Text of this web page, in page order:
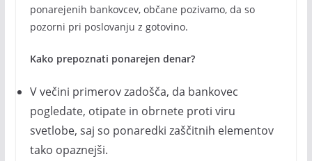
ponarejenih bankovcev, občane pozivamo, da so
pozorni pri poslovanju z gotovino.
Kako prepoznati ponarejen denar?
V večini primerov zadošča, da bankovec
pogledate, otipate in obrnete proti viru
svetlobe, saj so ponaredki zaščitnih elementov
tako opaznejši.